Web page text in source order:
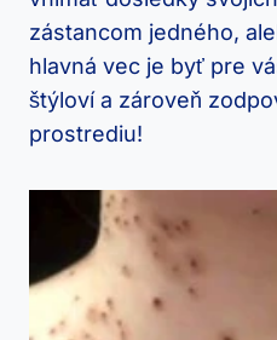
zástancom jedného,
hlavná vec je byť pre
štýloví a zároveň
prostrediu!